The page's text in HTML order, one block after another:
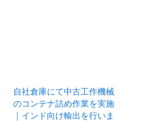
自社倉庫にて中古工作機械
のコンテナ詰め作業を実施
｜インド向け輸出を行いま